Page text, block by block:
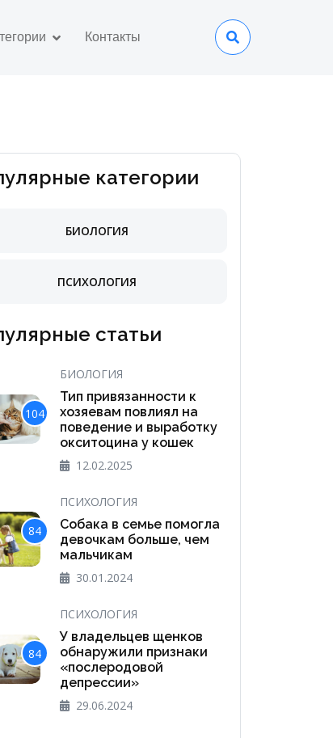
Контакты
категории
БИОЛОГИЯ
ПСИХОЛОГИЯ
статьи
104
БИОЛОГИЯ
Тип привязанности к
хозяевам повлиял на
поведение и выработку
окситоцина у кошек
12.02.2025
84
ПСИХОЛОГИЯ
Собака в семье помогла
девочкам больше, чем
мальчикам
30.01.2024
84
ПСИХОЛОГИЯ
У владельцев щенков
обнаружили признаки
«послеродовой
депрессии»
29.06.2024